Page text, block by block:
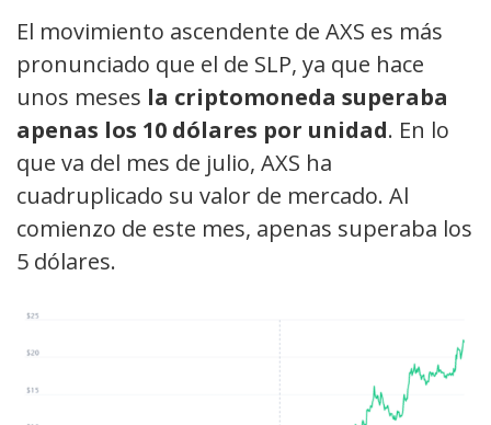
El movimiento ascendente de AXS es más
pronunciado que el de SLP, ya que hace
unos meses la criptomoneda superaba
apenas los 10 dólares por unidad. En lo
que va del mes de julio, AXS ha
cuadruplicado su valor de mercado. Al
comienzo de este mes, apenas superaba los
5 dólares.